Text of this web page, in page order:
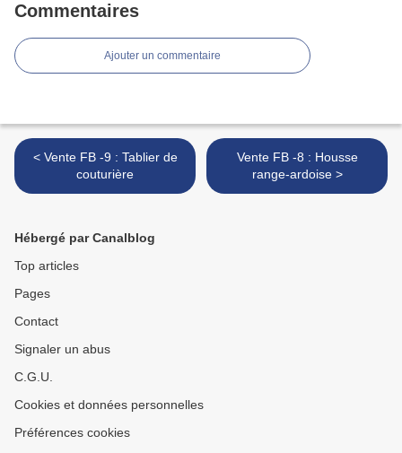
Commentaires
Ajouter un commentaire
< Vente FB -9 : Tablier de
couturière
Vente FB -8 : Housse
range-ardoise >
Hébergé par Canalblog
Top articles
Pages
Contact
Signaler un abus
C.G.U.
Cookies et données personnelles
Préférences cookies